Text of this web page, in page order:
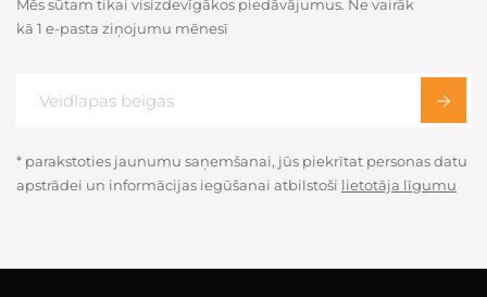
Mēs sūtam tikai visizdevīgākos piedāvājumus. Ne vairāk
kā 1 e-pasta ziņojumu mēnesī
* parakstoties jaunumu saņemšanai, jūs piekrītat personas datu
apstrādei un informācijas iegūšanai atbilstoši lietotāja līgumu